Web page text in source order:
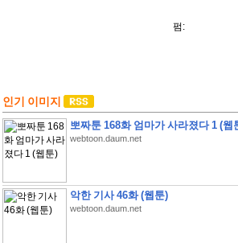
펌:
인기 이미지
뽀짜툰 168화 엄마가 사라졌다 1 (웹
webtoon.daum.net
악한 기사 46화 (웹툰)
webtoon.daum.net